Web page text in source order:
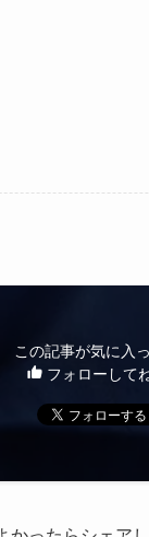
この記事が気に入
フォローして